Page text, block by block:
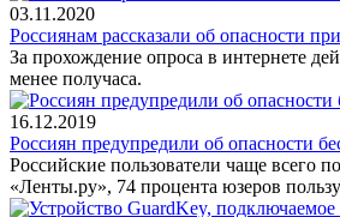
03.11.2020
Россиянам рассказали об опасности
За прохождение опроса в интернете
менее получаса.
16.12.2019
Россиян предупредили об опасности
Российские пользователи чаще всего
«Ленты.ру», 74 процента юзеров